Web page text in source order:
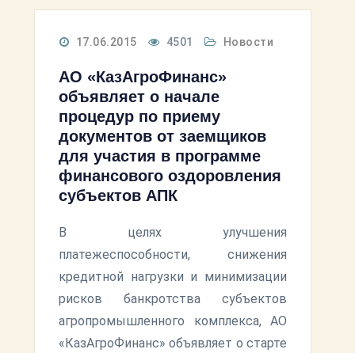
17.06.2015 4501 Новости
АО «КазАгроФинанс»
объявляет о начале
процедур по приему
документов от заемщиков
для участия в программе
финансового оздоровления
субъектов АПК
В целях улучшения
платежеспособности, снижения
кредитной нагрузки и минимизации
рисков банкротства субъектов
агропромышленного комплекса, АО
«КазАгроФинанс» объявляет о старте